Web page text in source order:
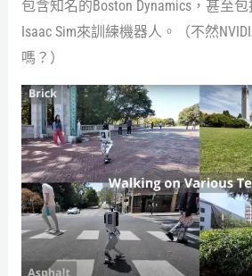
包含知名的Boston Dynamics，甚至
Isaac Sim來訓練機器人。（不然
嗎？）